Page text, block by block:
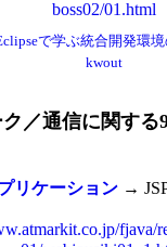
で学ぶ統合開発環
kwout
／通信に関する
リケーション →